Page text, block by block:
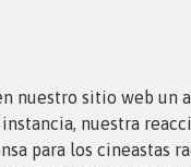
nuestro sitio web un
nuestra
para los cineastas